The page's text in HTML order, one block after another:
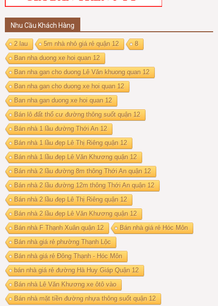
Nhu Cầu Khách Hàng
2 lau 5m nhà nhỏ giá rẻ quận 12
8
Ban nha duong xe hoi quan 12
Ban nha gan cho duong Lê Văn khuong quan 12
Ban nha gan cho duong xe hoi quan 12
Ban nha gan duong xe hoi quan 12
Bán lô đất thổ cư đường thông suốt quận 12
Bán nhà 1 lầu đường Thới An 12
Bán nhà 1 lầu đẹp Lê Thị Riêng quận 12
Bán nhà 1 lầu đẹp Lê Văn Khương quận 12
Bán nhà 2 lầu đường 8m thông Thới An quận 12
Bán nhà 2 lầu đường 12m thông Thới An quận 12
Bán nhà 2 lầu đẹp Lê Thị Riêng quận 12
Bán nhà 2 lầu đẹp Lê Văn Khương quận 12
Bán nhà F Thạnh Xuân quận 12
Bán nhà giá rẻ Hóc Môn
Bán nhà giá rẻ phường Thạnh Lộc
Bán nhà giá rẻ Đông Thạnh - Hóc Môn
bán nhà giá rẻ đường Hà Huy Giáp Quận 12
Bán nhà Lê Văn Khương xe ôtô vào
Bán nhà mặt tiền đường nhựa thông suốt quận 12